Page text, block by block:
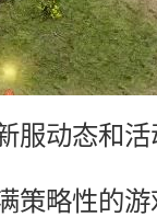
服动态和
策略性的